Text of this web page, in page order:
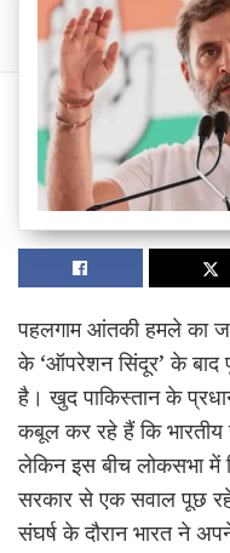
पहलगाम आंतकी हमले का
के ‘ऑपरेशन सिंदूर’ के बाद
है। खुद पाकिस्तान के
कबूल कर रहे हैं कि भारतीय
लेकिन इस बीच लोकसभा में
सरकार से एक सवाल पूछ
संघर्ष के दौरान भारत ने